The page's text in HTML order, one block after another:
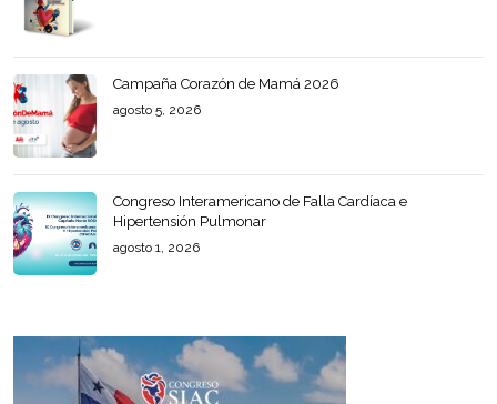
Campaña Corazón de Mamá 2026
agosto 5, 2026
Congreso Interamericano de Falla Cardíaca e
Hipertensión Pulmonar
agosto 1, 2026